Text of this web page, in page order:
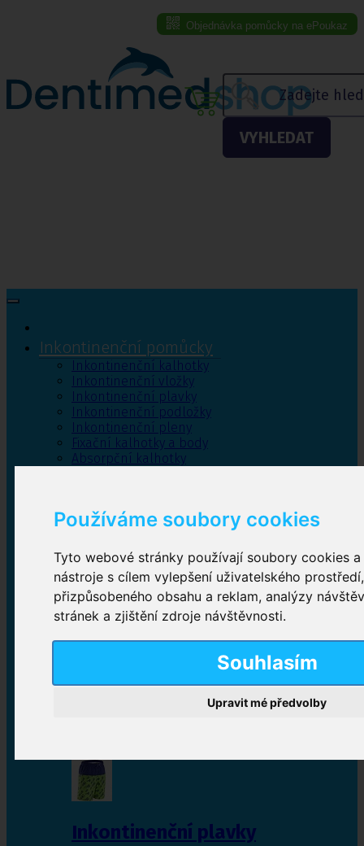
Používáme soubory cookies
Tyto webové stránky používají soubory cookies
nástroje s cílem vylepšení uživatelského
přizpůsobeného obsahu a reklam, analýzy
stránek a zjištění zdroje návštěvnosti.
Souhlasím
Upravit mé předvolby
Objednávka pomůcky na ePoukaz
VYHLEDAT
Inkontinenční pomůcky
Inkontinenční kalhotky
Inkontinenční vložky
Inkontinenční plavky
Inkontinenční podložky
Inkontinenční pleny
Fixační kalhotky a body
Absorpční kalhotky
Inkontinenční kalhotky
Plenkové kalhotky navlékací,Plenkové kalhotky
zalepovací,Inkontinenční kalhotky dámské
Inkontinenční vložky
Inkontinenční plavky